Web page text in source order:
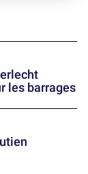
les barrages